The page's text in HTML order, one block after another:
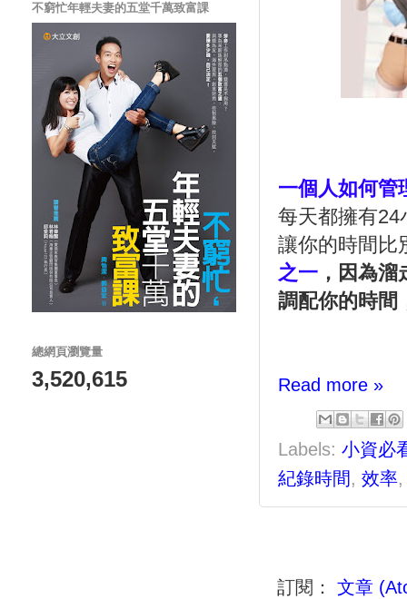
一個人如何管
每天都擁有24
讓你的時間比
之一 ，因為
調配你的時間
Read more »
Labels: 小資必
紀錄時間, 效率
訂閱： 文章
不窮忙年輕夫妻的五堂千萬致富課
總網頁瀏覽量
3,520,615